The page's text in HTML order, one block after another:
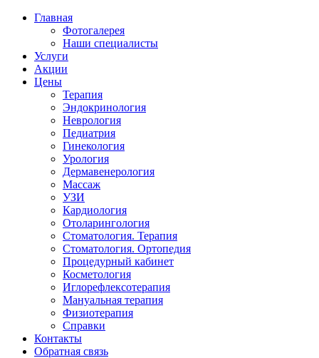
Главная
Фотогалерея
Наши специалисты
Услуги
Акции
Цены
Терапия
Эндокринология
Неврология
Педиатрия
Гинекология
Урология
Дермавенерология
Массаж
УЗИ
Кардиология
Отоларингология
Стоматология. Терапия
Стоматология. Ортопедия
Процедурный кабинет
Косметология
Иглорефлексотерапия
Мануальная терапия
Физиотерапия
Справки
Контакты
Обратная связь